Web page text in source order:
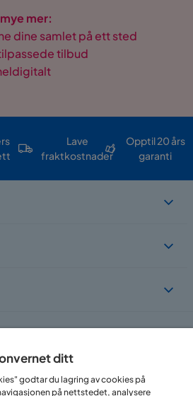
mer:
dine samlet på ett sted
tilbud
Lave
fraktkostnader
Opptil 20 års
garanti
ditt
godtar du lagring av cookies på
på nettstedet, analysere